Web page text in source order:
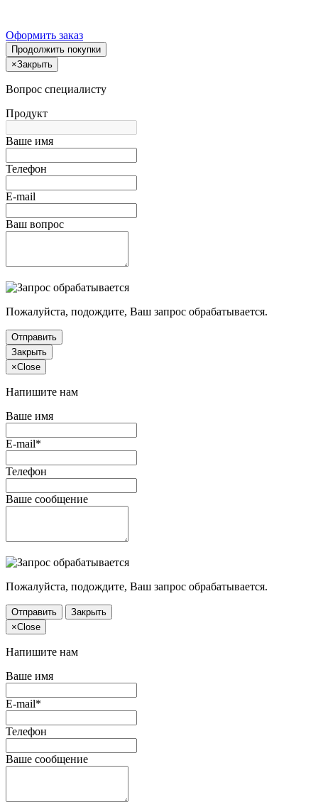
Оформить заказ
Продолжить покупки
×Закрыть
Вопрос специалисту
Продукт
Ваше имя
Телефон
E-mail
Ваш вопрос
Пожалуйста, подождите, Ваш запрос обрабатывается.
Отправить
Закрыть
×Close
Напишите нам
Ваше имя
E-mail*
Телефон
Ваше сообщение
Пожалуйста, подождите, Ваш запрос обрабатывается.
Отправить
Закрыть
×Close
Напишите нам
Ваше имя
E-mail*
Телефон
Ваше сообщение